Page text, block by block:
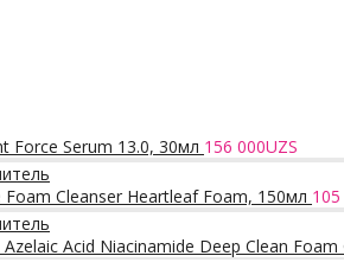
Force Serum 13.0, 30мл 156 000UZS
Foam Cleanser Heartleaf Foam, 150мл
Acid Niacinamide Deep Clean Foam